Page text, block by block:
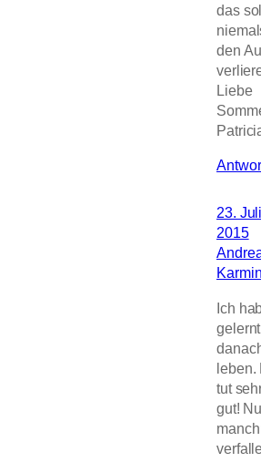
das
den
Liebe
23. Juli
2015
Ich
gelernt
leben.
tut
gut!